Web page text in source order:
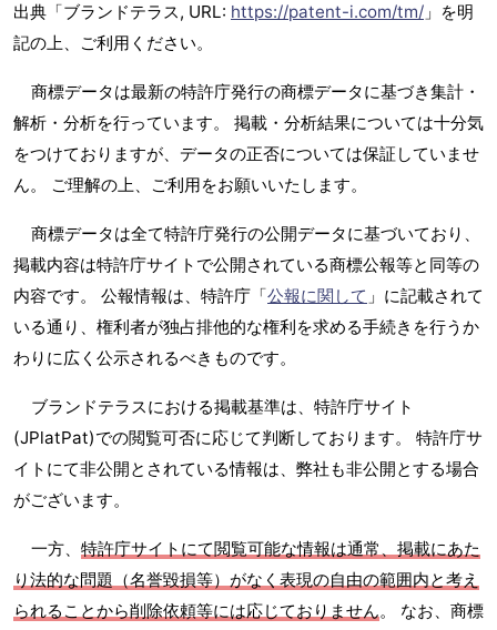
出典「ブランドテラス, URL: https://patent-i.com/tm/ 」を明
記の上、ご利用ください。
商標データは最新の特許庁発行の商標データに基づき集計・
解析・分析を行っています。 掲載・分析結果については十分気
をつけておりますが、データの正否については保証していませ
ん。 ご理解の上、ご利用をお願いいたします。
商標データは全て特許庁発行の公開データに基づいており、
掲載内容は特許庁サイトで公開されている商標公報等と同等の
内容です。 公報情報は、特許庁「公報に関して 」に記載されて
いる通り、権利者が独占排他的な権利を求める手続きを行うか
わりに広く公示されるべきものです。
ブランドテラスにおける掲載基準は、特許庁サイト
(JPlatPat)での閲覧可否に応じて判断しております。 特許庁サ
イトにて非公開とされている情報は、弊社も非公開とする場合
がございます。
一方、 特許庁サイトにて閲覧可能な情報は通常、掲載にあた
り法的な問題（名誉毀損等）がなく表現の自由の範囲内と考え
られることから削除依頼等には応じておりません。 なお、商標